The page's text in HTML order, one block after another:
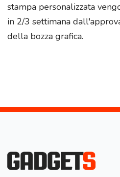
stampa personalizzata
in 2/3 settimana
della bozza grafica.